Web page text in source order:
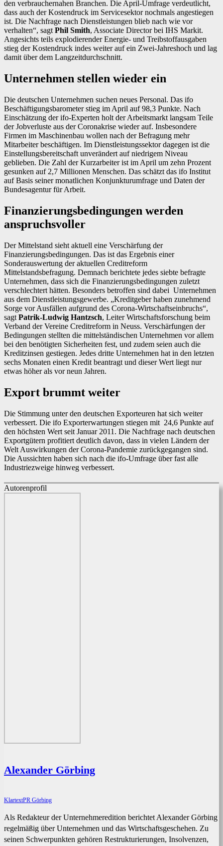
den verbrauchernahen Branchen. Die April-Umfrage verdeutlicht,
dass auch der Kostendruck im Servicesektor nochmals angestiegen
ist. Die Nachfrage nach Dienstleistungen blieb nach wie vor
verhalten“, sagt Phil Smith, Associate Director bei IHS Markit.
Angesichts teils explodierender Energie- und Treibstoffausgaben
stieg der Kostendruck indes weiter auf ein Zwei-Jahreshoch und lag
damit über dem Langzeitdurchschnitt.
Unternehmen stellen wieder ein
Die deutschen Unternehmen suchen neues Personal. Das ifo
Beschäftigungsbarometer stieg im April auf 98,3 Punkte. Nach
Einschätzung der ifo-Experten holt der Arbeitsmarkt langsam Teile
der Jobverluste aus der Coronakrise wieder auf. Insbesondere
Firmen im Maschinenbau wollen nach der Befragung mehr
Mitarbeiter beschäftigen. Im Dienstleistungssektor dagegen ist die
Einstellungsbereitschaft unverändert auf niedrigem Niveau
geblieben. Die Zahl der Kurzarbeiter ist im April um zehn Prozent
gesunken auf 2,7 Millionen Menschen. Das schätzt das ifo Institut
auf Basis seiner monatlichen Konjunkturumfrage und Daten der
Bundesagentur für Arbeit.
Finanzierungsbedingungen werden
anspruchsvoller
Der Mittelstand sieht aktuell eine Verschärfung der
Finanzierungsbedingungen. Das ist das Ergebnis einer
Sonderauswertung der aktuellen Creditreform
Mittelstandsbefragung. Demnach berichtete jedes siebte befragte
Unternehmen, dass sich die Finanzierungsbedingungen zuletzt
verschlechtert hätten. Besonders betroffen sind dabei Unternehmen
aus dem Dienstleistungsgewerbe. „Kreditgeber haben zunehmend
Sorge vor Ausfällen aufgrund des Corona-Wirtschaftseinbruchs“,
sagt Patrik-Ludwig Hantzsch, Leiter Wirtschaftsforschung beim
Verband der Vereine Creditreform in Neuss. Verschärfungen der
Bedingungen stellten die mittelständischen Unternehmen vor allem
bei den benötigten Sicherheiten fest, und zudem seien auch die
Kreditzinsen gestiegen. Jedes dritte Unternehmen hat in den letzten
sechs Monaten einen Kredit beantragt und dieser Wert liegt nur
etwas höher als vor neun Jahren.
Export brummt weiter
Die Stimmung unter den deutschen Exporteuren hat sich weiter
verbessert. Die ifo Exporterwartungen stiegen mit 24,6 Punkte auf
den höchsten Wert seit Januar 2011. Die Nachfrage nach deutschen
Exportgütern profitiert deutlich davon, dass in vielen Ländern der
Welt Auswirkungen der Corona-Pandemie zurückgegangen sind.
Die Aussichten haben sich nach die ifo-Umfrage über fast alle
Industriezweige hinweg verbessert.
Autorenprofil
Alexander Görbing
KlartextPR Görbing
Als Redakteur der Unternehmeredition berichtet Alexander Görbing
regelmäßig über Unternehmen und das Wirtschaftsgeschehen. Zu
seinen Schwerpunkten gehören Restrukturierungen, Insolvenzen,